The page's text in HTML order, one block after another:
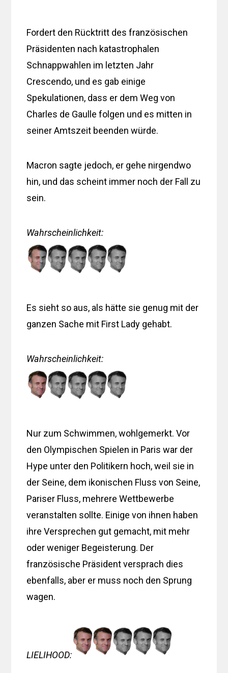
Fordert den Rücktritt des französischen
Präsidenten nach katastrophalen
Schnappwahlen im letzten Jahr
Crescendo, und es gab einige
Spekulationen, dass er dem Weg von
Charles de Gaulle folgen und es mitten in
seiner Amtszeit beenden würde.
Macron sagte jedoch, er gehe nirgendwo
hin, und das scheint immer noch der Fall zu
sein.
Wahrscheinlichkeit:
Es sieht so aus, als hätte sie genug mit der
ganzen Sache mit First Lady gehabt.
Wahrscheinlichkeit:
Nur zum Schwimmen, wohlgemerkt. Vor
den Olympischen Spielen in Paris war der
Hype unter den Politikern hoch, weil sie in
der Seine, dem ikonischen Fluss von Seine,
Pariser Fluss, mehrere Wettbewerbe
veranstalten sollte. Einige von ihnen haben
ihre Versprechen gut gemacht, mit mehr
oder weniger Begeisterung. Der
französische Präsident versprach dies
ebenfalls, aber er muss noch den Sprung
wagen.
LIELIHOOD: